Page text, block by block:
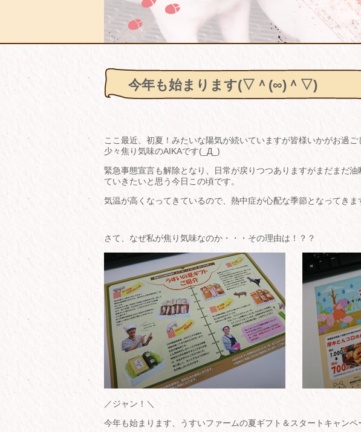
今年も始まります(▽＾(∞)＾▽)
ここ最近、初夏！みたいな陽気が続いていますが皆様いかがお過
少々焦り気味のAIKAです(_Д_)
緊急事態宣言も解除となり、日常が戻りつつありますがまだまだ
ていきたいと思う今日この頃です。
気温が高くなってきているので、熱中症が心配な季節となってき
さて、なぜ私が焦り気味なのか・・・その理由は！？？
／ジャン！＼
今年も始まります、うすいファームの夏ギフト＆スタートキャンペ